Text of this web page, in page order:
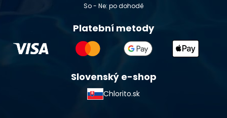
So - Ne: po dohodě
Platební metody
Slovenský e-shop
Chlorito.sk